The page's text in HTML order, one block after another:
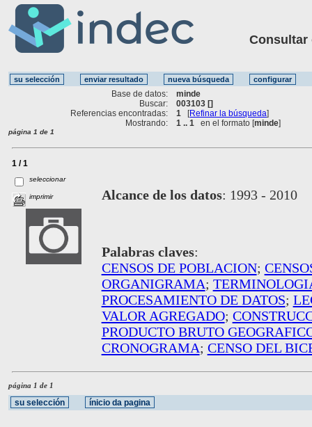
Consultar
Base de datos:
minde
Buscar:
003103 []
Referencias encontradas:
1 [Refinar la búsqueda]
Mostrando:
1 .. 1 en el formato [minde]
página 1 de 1
1 / 1
seleccionar
imprimir Alcance de los datos: 1993 - 2010
Palabras claves:
CENSOS DE POBLACION;
ORGANIGRAMA;
PROCESAMIENTO DE DATOS;
VALOR AGREGADO;
PRODUCTO BRUTO
CRONOGRAMA; CENSO DEL
página 1 de 1